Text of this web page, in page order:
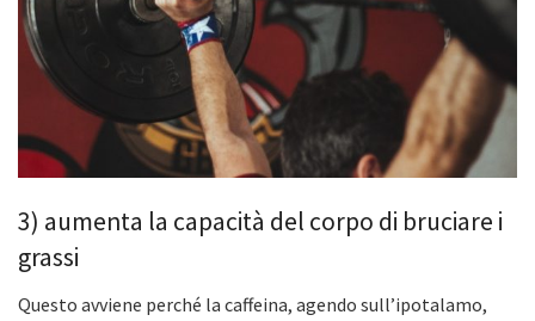
3) aumenta la capacità del corpo di bruciare i
grassi
Questo avviene perché la caffeina, agendo sull’ipotalamo,